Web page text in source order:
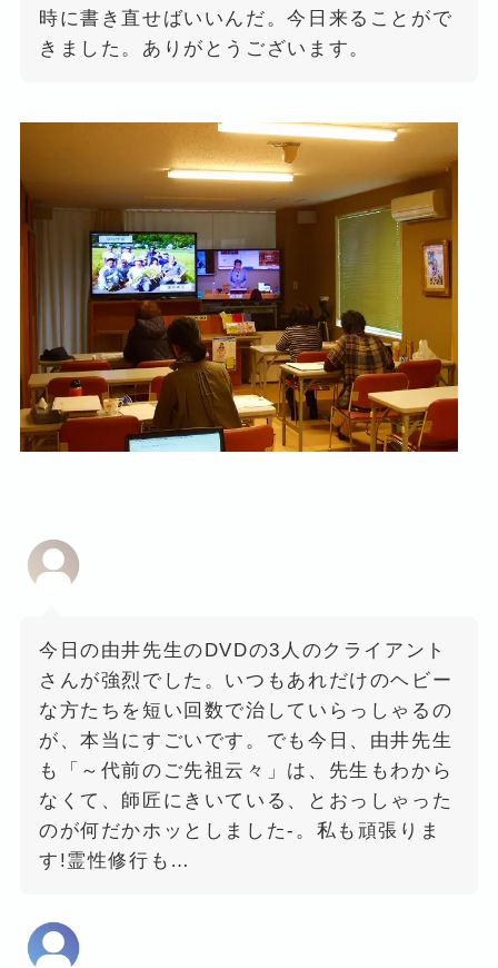
時に書き直せばいいんだ。今日来ることがで
きました。ありがとうございます。
今日の由井先生のDVDの3人のクライアント
さんが強烈でした。いつもあれだけのヘビー
な方たちを短い回数で治していらっしゃるの
が、本当にすごいです。でも今日、由井先生
も「～代前のご先祖云々」は、先生もわから
なくて、師匠にきいている、とおっしゃった
のが何だかホッとしました‐。私も頑張りま
す!霊性修行も…